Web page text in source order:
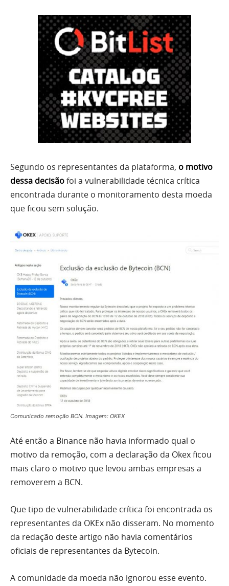
Segundo os representantes da plataforma, o motivo
dessa decisãofoi a vulnerabilidade técnica crítica
encontrada durante o monitoramento desta moeda
que ficou sem solução.
Comunicado remoção BCN. Imagem: OKEX
Até então a Binance não havia informado qual o
motivo da remoção, com a declaração da Okex ficou
mais claro o motivo que levou ambas empresas a
removerem a BCN.
Que tipo de vulnerabilidade crítica foi encontrada os
representantes da OKEx não disseram. No momento
da redação deste artigo não havia comentários
oficiais de representantes da Bytecoin.
A comunidade da moeda não ignorou esse evento.